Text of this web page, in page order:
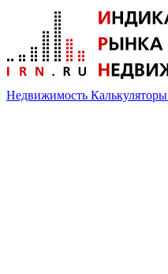
Недвижимость Калькуляторы